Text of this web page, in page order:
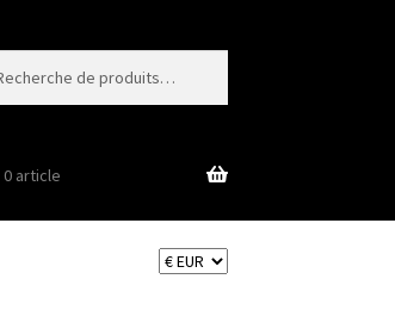
0 article